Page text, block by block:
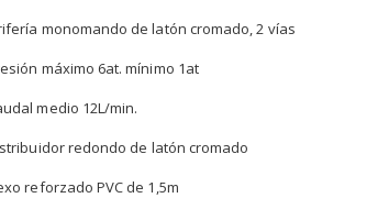
monomando de latón cromado, 2 vías
máximo 6at. mínimo 1at
medio 12L/min.
redondo de latón cromado
reforzado PVC de 1,5m